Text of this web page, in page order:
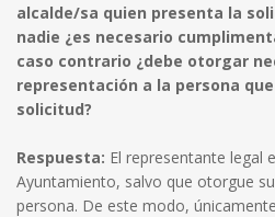
alcalde/sa quien presenta la
nadie ¿es necesario
caso contrario ¿debe otorgar
representación a la persona
solicitud?
Respuesta: El representante legal
Ayuntamiento, salvo que otorgue
persona. De este modo,